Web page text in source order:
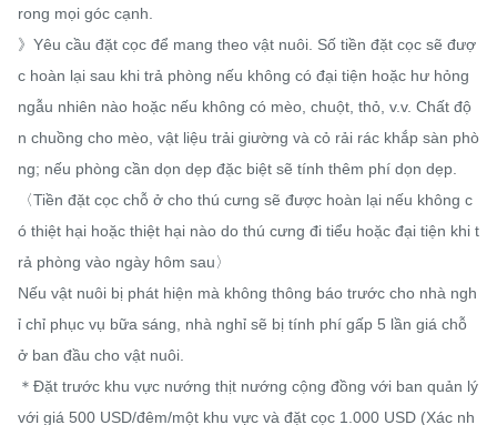
rong mọi góc cạnh.
》Yêu cầu đặt cọc để mang theo vật nuôi. Số tiền đặt cọc sẽ đượ
c hoàn lại sau khi trả phòng nếu không có đại tiện hoặc hư hỏng
ngẫu nhiên nào hoặc nếu không có mèo, chuột, thỏ, v.v. Chất độ
n chuồng cho mèo, vật liệu trải giường và cỏ rải rác khắp sàn phò
ng; nếu phòng cần dọn dẹp đặc biệt sẽ tính thêm phí dọn dẹp.
〈Tiền đặt cọc chỗ ở cho thú cưng sẽ được hoàn lại nếu không c
ó thiệt hại hoặc thiệt hại nào do thú cưng đi tiểu hoặc đại tiện khi t
rả phòng vào ngày hôm sau〉
Nếu vật nuôi bị phát hiện mà không thông báo trước cho nhà ngh
ỉ chỉ phục vụ bữa sáng, nhà nghỉ sẽ bị tính phí gấp 5 lần giá chỗ
ở ban đầu cho vật nuôi.
＊Đặt trước khu vực nướng thịt nướng cộng đồng với ban quản lý
với giá 500 USD/đêm/một khu vực và đặt cọc 1.000 USD (Xác nh